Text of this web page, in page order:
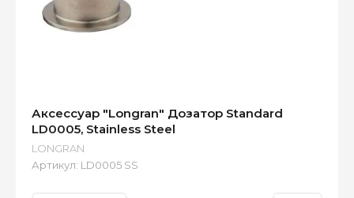
Аксессуар "Longran" Дозатор Standard
LD0005, Stainless Steel
LONGRAN
Артикул: LD0005 SS